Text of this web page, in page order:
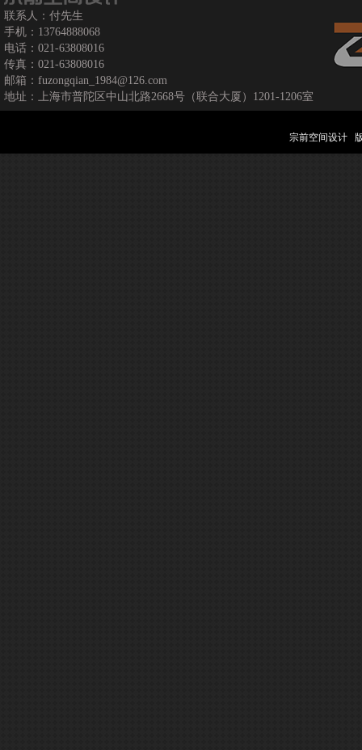
联系人：付先生
手机：13764888068
电话：021-63808016
传真：021-63808016
邮箱：fuzongqian_1984@126.com
地址：上海市普陀区中山北路2668号（联合大厦）1201-1206室
宗前空间设计